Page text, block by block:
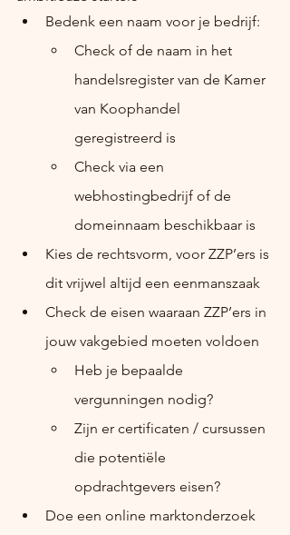
Bedenk een naam voor je bedrijf:
Check of de naam in het
handelsregister van de Kamer
van Koophandel
geregistreerd is
Check via een
webhostingbedrijf of de
domeinnaam beschikbaar is
Kies de rechtsvorm, voor ZZP’ers is
dit vrijwel altijd een eenmanszaak
Check de eisen waaraan ZZP’ers in
jouw vakgebied moeten voldoen
Heb je bepaalde
vergunningen nodig?
Zijn er certificaten / cursussen
die potentiële
opdrachtgevers eisen?
Doe een online marktonderzoek